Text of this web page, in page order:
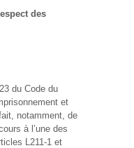
des
du Code du
et
notamment, de
à l’une des
L211-1 et